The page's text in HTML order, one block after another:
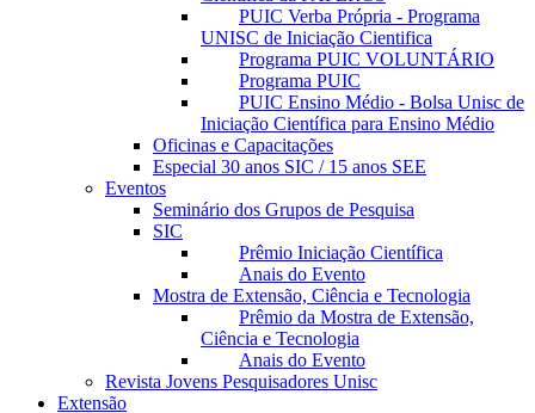
PUIC Verba Própria - Programa
UNISC de Iniciação Cientifica
Programa PUIC VOLUNTÁRIO
Programa PUIC
PUIC Ensino Médio - Bolsa Unisc de
Iniciação Científica para Ensino Médio
Oficinas e Capacitações
Especial 30 anos SIC / 15 anos SEE
Eventos
Seminário dos Grupos de Pesquisa
SIC
Prêmio Iniciação Científica
Anais do Evento
Mostra de Extensão, Ciência e Tecnologia
Prêmio da Mostra de Extensão,
Ciência e Tecnologia
Anais do Evento
Revista Jovens Pesquisadores Unisc
Extensão